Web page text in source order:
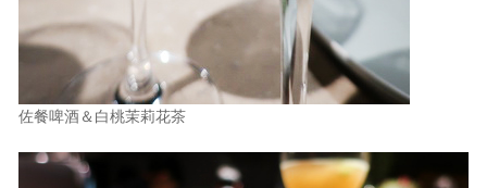
佐餐啤酒＆白桃茉莉花茶